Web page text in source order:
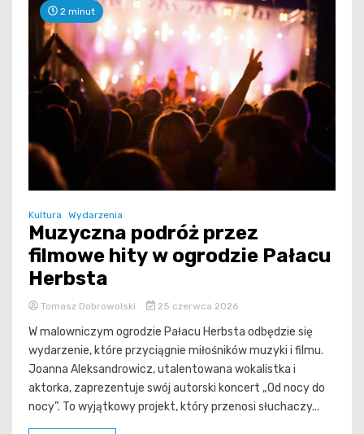
2 minut
Kultura Wydarzenia
Muzyczna podróż przez
filmowe hity w ogrodzie Pałacu
Herbsta
Tomasz Dobrowolski 25 czerwca 2026
W malowniczym ogrodzie Pałacu Herbsta odbędzie się
wydarzenie, które przyciągnie miłośników muzyki i filmu.
Joanna Aleksandrowicz, utalentowana wokalistka i
aktorka, zaprezentuje swój autorski koncert „Od nocy do
nocy”. To wyjątkowy projekt, który przenosi słuchaczy...